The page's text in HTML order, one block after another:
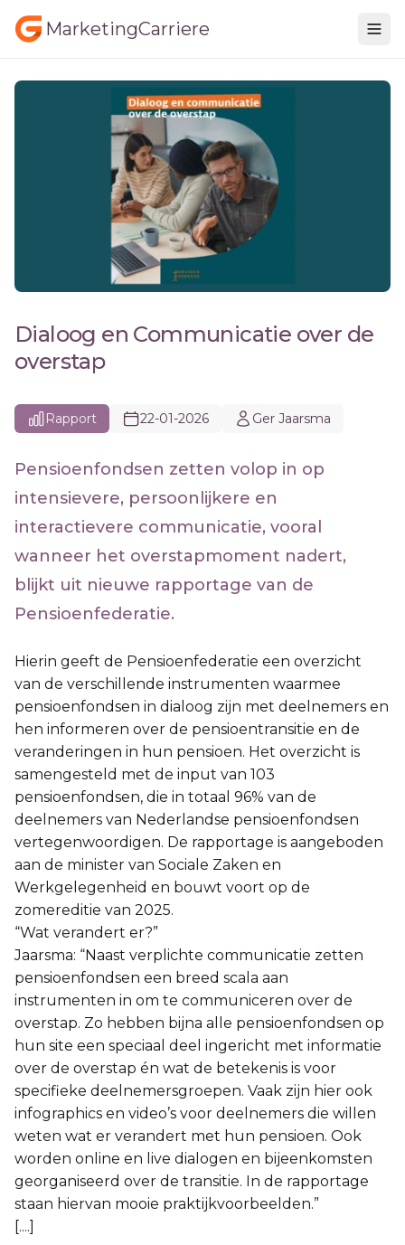
MarketingCarriere
Dialoog en Communicatie over de
overstap
Rapport 22-01-2026 Ger Jaarsma
Pensioenfondsen zetten volop in op
intensievere, persoonlijkere en
interactievere communicatie, vooral
wanneer het overstapmoment nadert,
blijkt uit nieuwe rapportage van de
Pensioenfederatie.
Hierin geeft de Pensioenfederatie een overzicht
van de verschillende instrumenten waarmee
pensioenfondsen in dialoog zijn met deelnemers en
hen informeren over de pensioentransitie en de
veranderingen in hun pensioen. Het overzicht is
samengesteld met de input van 103
pensioenfondsen, die in totaal 96% van de
deelnemers van Nederlandse pensioenfondsen
vertegenwoordigen. De rapportage is aangeboden
aan de minister van Sociale Zaken en
Werkgelegenheid en bouwt voort op de
zomereditie van 2025.
“Wat verandert er?”
Jaarsma: “Naast verplichte communicatie zetten
pensioenfondsen een breed scala aan
instrumenten in om te communiceren over de
overstap. Zo hebben bijna alle pensioenfondsen op
hun site een speciaal deel ingericht met informatie
over de overstap én wat de betekenis is voor
specifieke deelnemersgroepen. Vaak zijn hier ook
infographics en video’s voor deelnemers die willen
weten wat er verandert met hun pensioen. Ook
worden online en live dialogen en bijeenkomsten
georganiseerd over de transitie. In de rapportage
staan hiervan mooie praktijkvoorbeelden.”
[....]